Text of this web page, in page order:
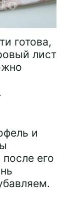
готова,
лист
и
его